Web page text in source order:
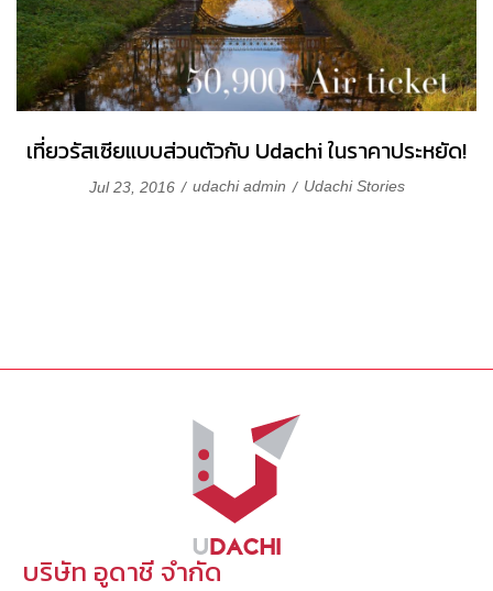
เที่ยวรัสเซียแบบส่วนตัวกับ Udachi ในราคาประหยัด!
Jul 23, 2016 udachi admin Udachi Stories
บริษัท อูดาชี จำกัด